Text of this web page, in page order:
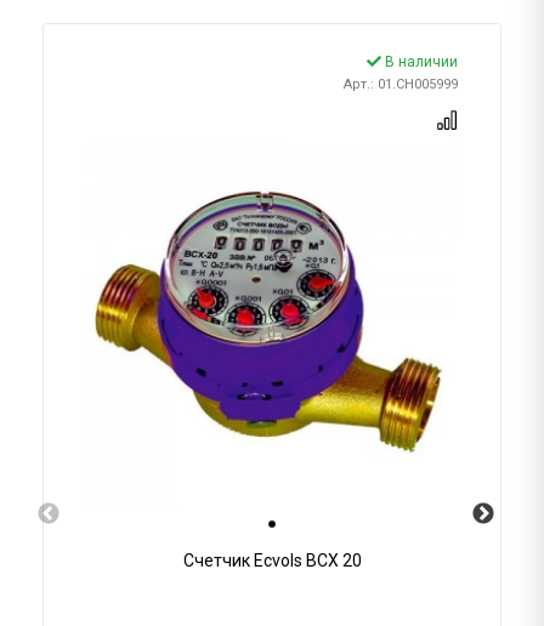
В наличии
Арт.: 01.CH005999
Счетчик Ecvols ВСХ 20